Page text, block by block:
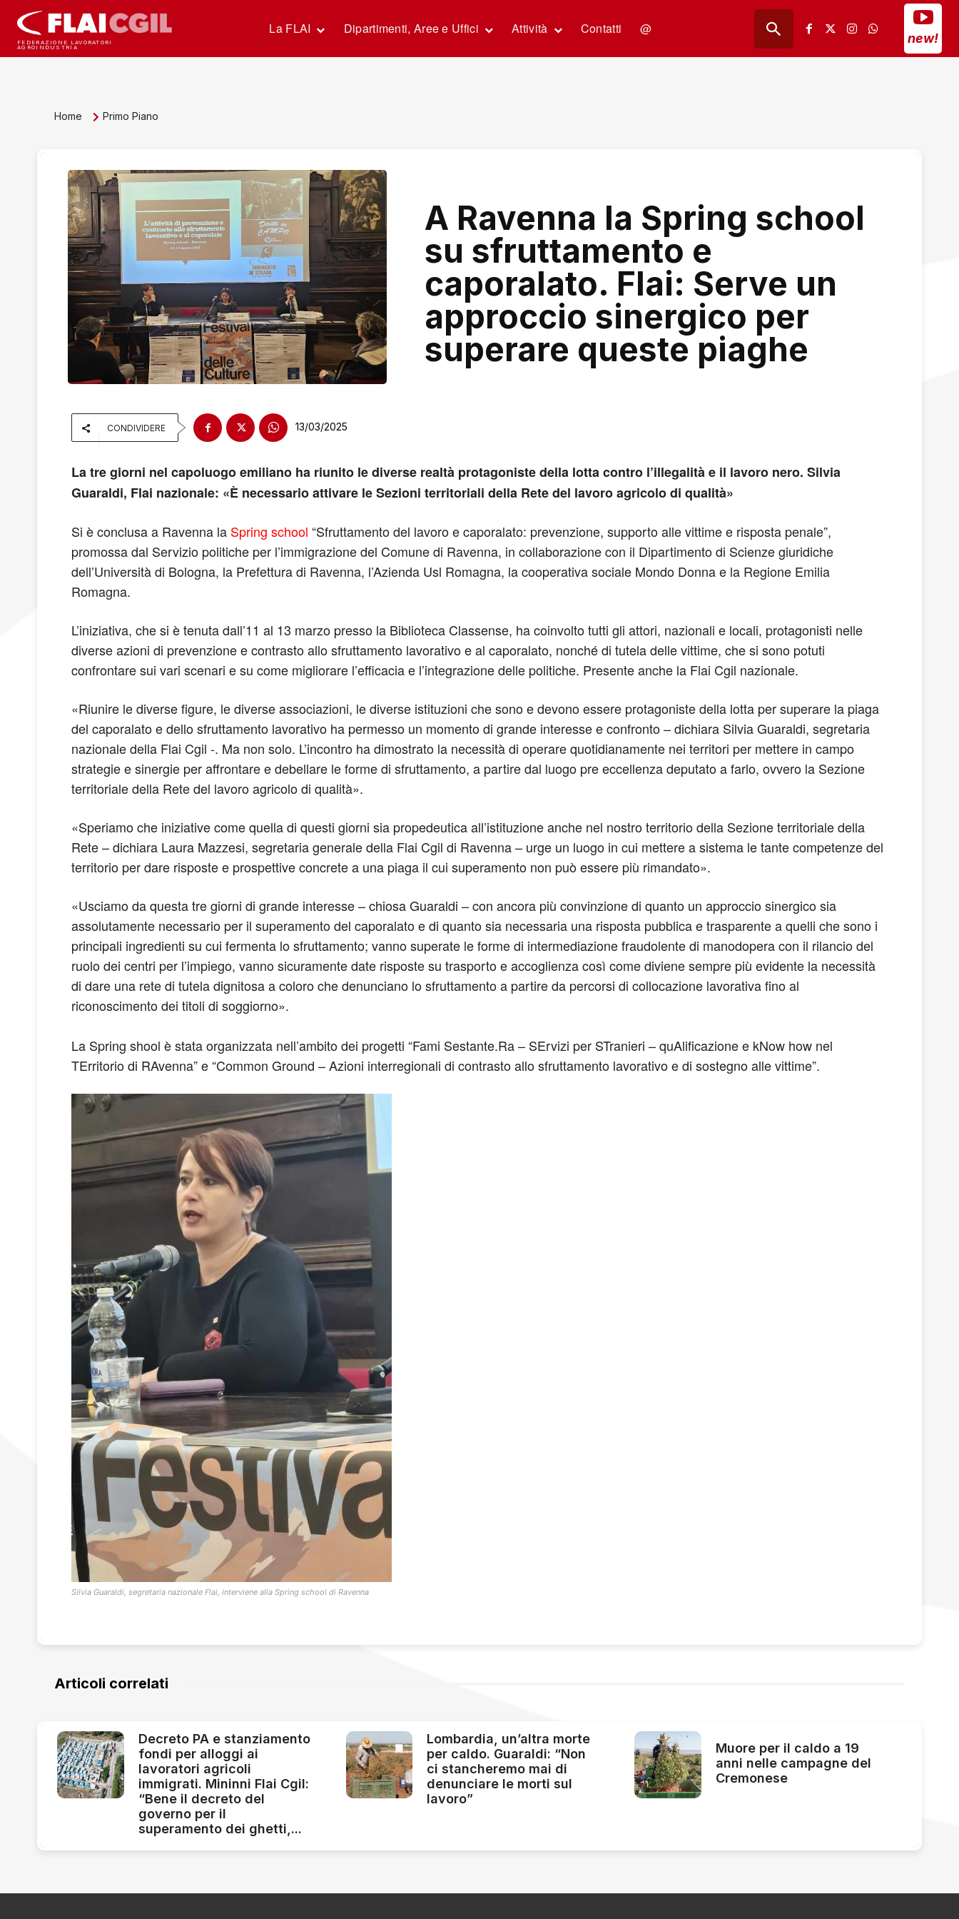
FEDERAZIONE LAVORATORI
AGROINDUSTRIA
La FLAI Dipartimenti, Aree e Uffici Attività Contatti @
new!
Home Primo Piano
A Ravenna la Spring school
su sfruttamento e
caporalato. Flai: Serve un
approccio sinergico per
superare queste piaghe
CONDIVIDERE 13/03/2025
La tre giorni nel capoluogo emiliano ha riunito le diverse realtà protagoniste della lotta contro l’illegalità e il lavoro nero. Silvia
Guaraldi, Flai nazionale: «È necessario attivare le Sezioni territoriali della Rete del lavoro agricolo di qualità»
Si è conclusa a Ravenna la Spring school “Sfruttamento del lavoro e caporalato: prevenzione, supporto alle vittime e risposta penale”,
promossa dal Servizio politiche per l’immigrazione del Comune di Ravenna, in collaborazione con il Dipartimento di Scienze giuridiche
dell’Università di Bologna, la Prefettura di Ravenna, l’Azienda Usl Romagna, la cooperativa sociale Mondo Donna e la Regione Emilia
Romagna.
L’iniziativa, che si è tenuta dall’11 al 13 marzo presso la Biblioteca Classense, ha coinvolto tutti gli attori, nazionali e locali, protagonisti nelle
diverse azioni di prevenzione e contrasto allo sfruttamento lavorativo e al caporalato, nonché di tutela delle vittime, che si sono potuti
confrontare sui vari scenari e su come migliorare l’efficacia e l’integrazione delle politiche. Presente anche la Flai Cgil nazionale.
«Riunire le diverse figure, le diverse associazioni, le diverse istituzioni che sono e devono essere protagoniste della lotta per superare la piaga
del caporalato e dello sfruttamento lavorativo ha permesso un momento di grande interesse e confronto – dichiara Silvia Guaraldi, segretaria
nazionale della Flai Cgil -. Ma non solo. L’incontro ha dimostrato la necessità di operare quotidianamente nei territori per mettere in campo
strategie e sinergie per affrontare e debellare le forme di sfruttamento, a partire dal luogo pre eccellenza deputato a farlo, ovvero la Sezione
territoriale della Rete del lavoro agricolo di qualità».
«Speriamo che iniziative come quella di questi giorni sia propedeutica all’istituzione anche nel nostro territorio della Sezione territoriale della
Rete – dichiara Laura Mazzesi, segretaria generale della Flai Cgil di Ravenna – urge un luogo in cui mettere a sistema le tante competenze del
territorio per dare risposte e prospettive concrete a una piaga il cui superamento non può essere più rimandato».
«Usciamo da questa tre giorni di grande interesse – chiosa Guaraldi – con ancora più convinzione di quanto un approccio sinergico sia
assolutamente necessario per il superamento del caporalato e di quanto sia necessaria una risposta pubblica e trasparente a quelli che sono i
principali ingredienti su cui fermenta lo sfruttamento; vanno superate le forme di intermediazione fraudolente di manodopera con il rilancio del
ruolo dei centri per l’impiego, vanno sicuramente date risposte su trasporto e accoglienza così come diviene sempre più evidente la necessità
di dare una rete di tutela dignitosa a coloro che denunciano lo sfruttamento a partire da percorsi di collocazione lavorativa fino al
riconoscimento dei titoli di soggiorno».
La Spring shool è stata organizzata nell’ambito dei progetti “Fami Sestante.Ra – SErvizi per STranieri – quAlificazione e kNow how nel
TErritorio di RAvenna” e “Common Ground – Azioni interregionali di contrasto allo sfruttamento lavorativo e di sostegno alle vittime”.
Silvia Guaraldi, segretaria nazionale Flai, interviene alla Spring school di Ravenna
Articoli correlati
Decreto PA e stanziamento
fondi per alloggi ai
lavoratori agricoli
immigrati. Mininni Flai Cgil:
“Bene il decreto del
governo per il
superamento dei ghetti,...
Lombardia, un’altra morte
per caldo. Guaraldi: “Non
ci stancheremo mai di
denunciare le morti sul
lavoro”
Muore per il caldo a 19
anni nelle campagne del
Cremonese